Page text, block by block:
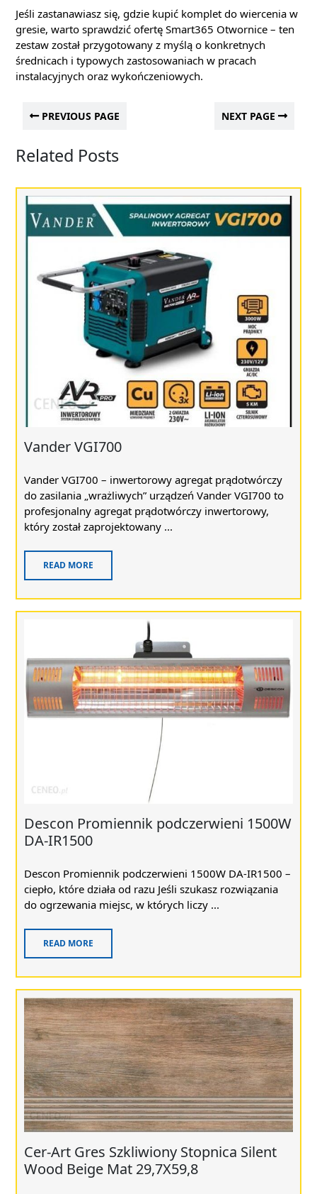
Jeśli zastanawiasz się, gdzie kupić komplet do wiercenia w
gresie, warto sprawdzić ofertę Smart365 Otwornice – ten
zestaw został przygotowany z myślą o konkretnych
średnicach i typowych zastosowaniach w pracach
instalacyjnych oraz wykończeniowych.
PREVIOUS PAGE NEXT PAGE
Related Posts
Vander VGI700
Vander VGI700 – inwertorowy agregat prądotwórczy
do zasilania „wrażliwych” urządzeń Vander VGI700 to
profesjonalny agregat prądotwórczy inwertorowy,
który został zaprojektowany ...
READ MORE
Descon Promiennik podczerwieni 1500W
DA-IR1500
Descon Promiennik podczerwieni 1500W DA-IR1500 –
ciepło, które działa od razu Jeśli szukasz rozwiązania
do ogrzewania miejsc, w których liczy ...
READ MORE
Cer-Art Gres Szkliwiony Stopnica Silent
Wood Beige Mat 29,7X59,8